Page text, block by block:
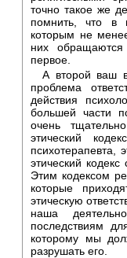
точно такое же
помнить, что в
которым не
них
первое.
А второй ваш
проблема
действия
большей части
очень
этический
психотерапевта,
этический
Этим кодексом
которые
этическую
наша
последствиям
которому мы
разрушать его.